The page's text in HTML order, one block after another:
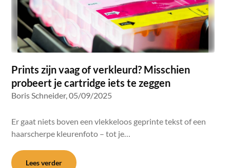
Prints zijn vaag of verkleurd? Misschien
probeert je cartridge iets te zeggen
Boris Schneider,05/09/2025
Er gaat niets boven een vlekkeloos geprinte tekst of een
haarscherpe kleurenfoto – tot je…
Lees verder